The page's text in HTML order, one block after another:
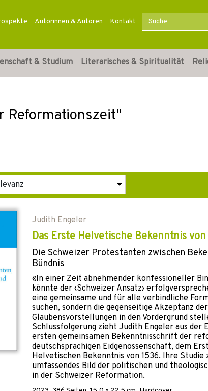
Autorinnen & Autoren Kontakt
& Studium Literarisches & Spiritualität
Reformationszeit"
Judith Engeler
Das Erste Helvetische Bekenntnis von
Die Schweizer Protestanten zwischen
Bündnis
«In einer Zeit abnehmender konfessioneller
könnte der ‹Schweizer Ansatz›
eine gemeinsame und für alle verbindliche
suchen, sondern die gegenseitige Akzeptanz
Glaubensvorstellungen in den Vordergrund
Schlussfolgerung zieht Judith Engeler aus der
ersten gemeinsamen Bekenntnisschrift der
deutschsprachigen Eidgenossenschaft, dem
Helvetischen Bekenntnis von 1536. Ihre Studie
umfassendes Bild der politischen und
in der Schweizer Reformation.